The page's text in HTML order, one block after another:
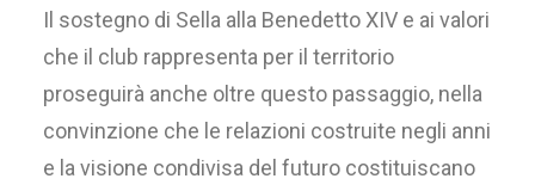
Il sostegno di Sella alla Benedetto XIV e ai valori
che il club rappresenta per il territorio
proseguirà anche oltre questo passaggio, nella
convinzione che le relazioni costruite negli anni
e la visione condivisa del futuro costituiscano